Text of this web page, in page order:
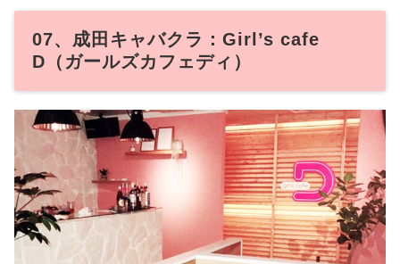
07、成田キャバクラ：Girl’s cafe
D（ガールズカフェディ）